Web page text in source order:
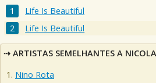
Life Is Beautiful
Life Is Beautiful
ARTISTAS SEMELHANTES A
Nino Rota